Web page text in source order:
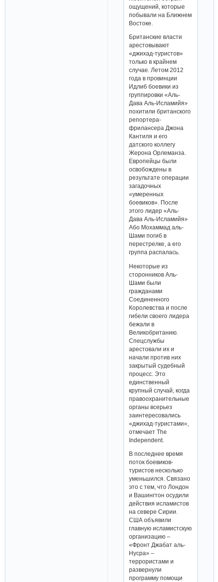
ощущений, которые
побывали на Ближнем
Востоке.
Британские власти
арестовывают
«джихад-туристов»
только в крайнем
случае. Летом 2012
года в провинции
Идлиб боевики из
группировки «Аль-
Дава Аль-Исламийя»
похитили британского
репортера-
фрилансера Джона
Кантиля и его
датского коллегу
Жерона Орлеманза.
Европейцы были
освобождены в
результате операции
загадочных
«умеренных
боевиков». После
этого лидер «Аль-
Дава Аль-Исламийя»
Або Мохаммад аль-
Шами погиб в
перестрелке, а его
группа распалась.
Некоторые из
сторонников Аль-
Шами были
гражданами
Соединенного
Королевства и после
гибели своего лидера
бежали в
Великобританию.
Спецслужбы
арестовали их и
начали против них
закрытый судебный
процесс. Это
единственный
крупный случай, когда
правоохранительные
органы всерьез
заинтересовались
«джихад-туристами»,
отмечает The
Independent.
В последнее время
поток боевиков-
туристов несколько
уменьшился. Связано
это с тем, что Лондон
и Вашингтон осудили
действия исламистов
на севере Сирии.
США объявили
главную исламистскую
организацию –
«Фронт Джабат аль-
Нусра» –
террористами и
развернули
программу помощи